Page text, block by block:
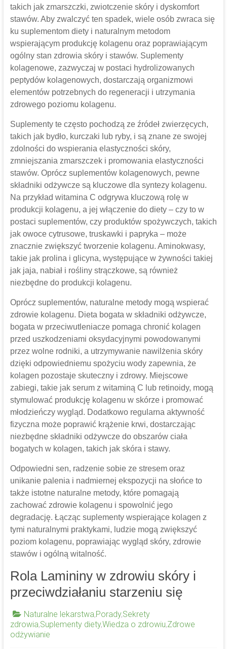
takich jak zmarszczki, zwiotczenie skóry i dyskomfort
stawów. Aby zwalczyć ten spadek, wiele osób zwraca się
ku suplementom diety i naturalnym metodom
wspierającym produkcję kolagenu oraz poprawiającym
ogólny stan zdrowia skóry i stawów. Suplementy
kolagenowe, zazwyczaj w postaci hydrolizowanych
peptydów kolagenowych, dostarczają organizmowi
elementów potrzebnych do regeneracji i utrzymania
zdrowego poziomu kolagenu.
Suplementy te często pochodzą ze źródeł zwierzęcych,
takich jak bydło, kurczaki lub ryby, i są znane ze swojej
zdolności do wspierania elastyczności skóry,
zmniejszania zmarszczek i promowania elastyczności
stawów. Oprócz suplementów kolagenowych, pewne
składniki odżywcze są kluczowe dla syntezy kolagenu.
Na przykład witamina C odgrywa kluczową rolę w
produkcji kolagenu, a jej włączenie do diety – czy to w
postaci suplementów, czy produktów spożywczych, takich
jak owoce cytrusowe, truskawki i papryka – może
znacznie zwiększyć tworzenie kolagenu. Aminokwasy,
takie jak prolina i glicyna, występujące w żywności takiej
jak jaja, nabiał i rośliny strączkowe, są również
niezbędne do produkcji kolagenu.
Oprócz suplementów, naturalne metody mogą wspierać
zdrowie kolagenu. Dieta bogata w składniki odżywcze,
bogata w przeciwutleniacze pomaga chronić kolagen
przed uszkodzeniami oksydacyjnymi powodowanymi
przez wolne rodniki, a utrzymywanie nawilżenia skóry
dzięki odpowiedniemu spożyciu wody zapewnia, że ​​
kolagen pozostaje skuteczny i zdrowy. Miejscowe
zabiegi, takie jak serum z witaminą C lub retinoidy, mogą
stymulować produkcję kolagenu w skórze i promować
młodzieńczy wygląd. Dodatkowo regularna aktywność
fizyczna może poprawić krążenie krwi, dostarczając
niezbędne składniki odżywcze do obszarów ciała
bogatych w kolagen, takich jak skóra i stawy.
Odpowiedni sen, radzenie sobie ze stresem oraz
unikanie palenia i nadmiernej ekspozycji na słońce to
także istotne naturalne metody, które pomagają
zachować zdrowie kolagenu i spowolnić jego
degradację. Łącząc suplementy wspierające kolagen z
tymi naturalnymi praktykami, ludzie mogą zwiększyć
poziom kolagenu, poprawiając wygląd skóry, zdrowie
stawów i ogólną witalność.
Rola Lamininy w zdrowiu skóry i
przeciwdziałaniu starzeniu się
Naturalne lekarstwa,Porady,Sekrety
zdrowia,Suplementy diety,Wiedza o zdrowiu,Zdrowe
odżywianie